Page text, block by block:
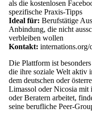
als die kostenlosen
spezifische Praxis-Tipps
Ideal für: Berufstätige
Anbindung, die nicht
verbleiben wollen
Kontakt: internations.org/
Die Plattform ist
die ihre soziale Welt aktiv
dem deutschen oder
Limassol oder Nicosia mit
oder Beratern arbeitet,
seine berufliche Peer-